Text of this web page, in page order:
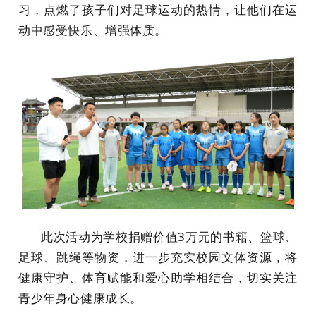
习，点燃了孩子们对足球运动的热情，让他们在运
动中感受快乐、增强体质。
此次活动为学校捐赠价值3万元的书籍、篮球、
足球、跳绳等物资，进一步充实校园文体资源，将
健康守护、体育赋能和爱心助学相结合，切实关注
青少年身心健康成长。